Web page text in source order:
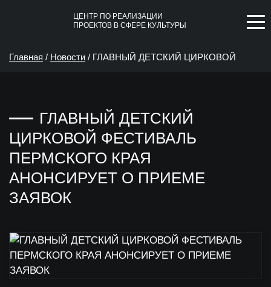
ЦЕНТР ПО РЕАЛИЗАЦИИ
ПРОЕКТОВ В СФЕРЕ КУЛЬТУРЫ
Главная / Новости / ГЛАВНЫЙ ДЕТСКИЙ ЦИРКОВОЙ
ПРИЕМЕ ЗАЯВОК
ГЛАВНЫЙ ДЕТСКИЙ
ЦИРКОВОЙ ФЕСТИВАЛЬ
ПЕРМСКОГО КРАЯ
АНОНСИРУЕТ О ПРИЕМЕ
ЗАЯВОК